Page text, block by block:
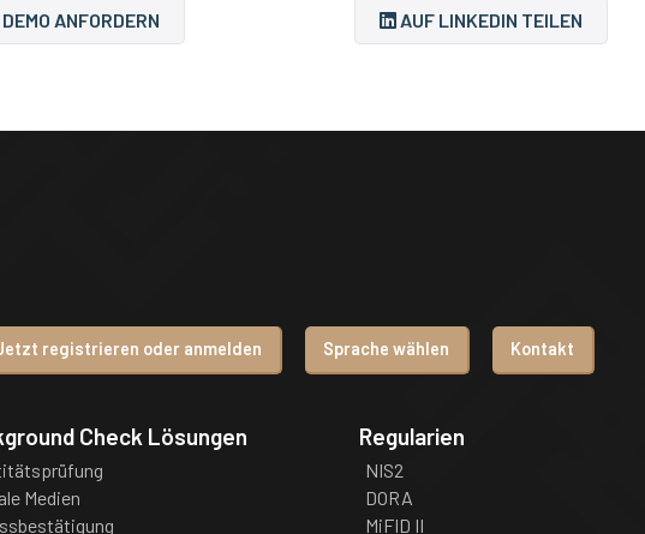
DEMO ANFORDERN AUF LINKEDIN TEILEN
registrieren oder anmelden Sprache wählen Kontakt
Check Lösungen
Medien
Regularien
NIS2
DORA
MiFID II